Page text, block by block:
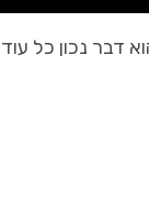
דבר נכון כל עוד